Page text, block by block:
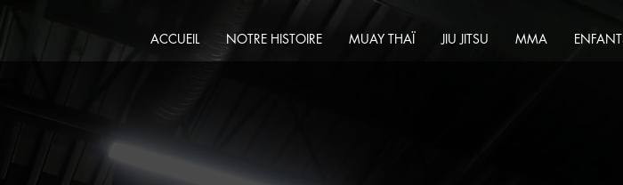
ACCUEIL NOTRE HISTOIRE MUAY THAÏ JIU JITSU MMA